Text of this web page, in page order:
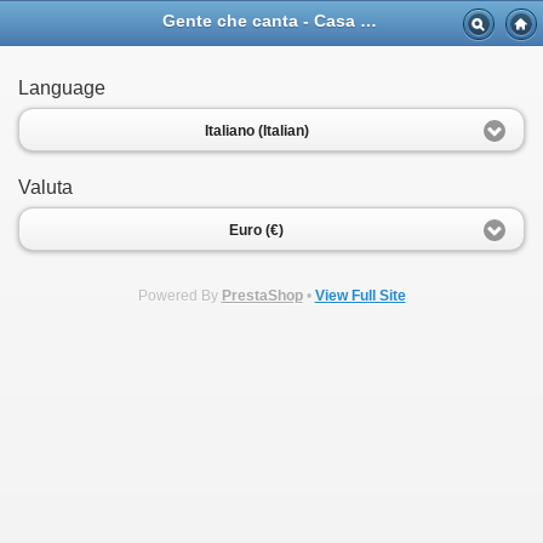
Gente che canta - Casa Musicale Eco
Language
Italiano (Italian)
Valuta
Euro (€)
Powered By PrestaShop• View Full Site